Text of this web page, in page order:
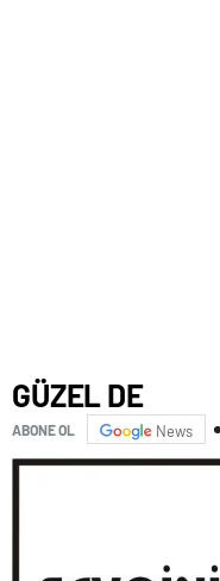
GÜZEL DE
ABONE OL News